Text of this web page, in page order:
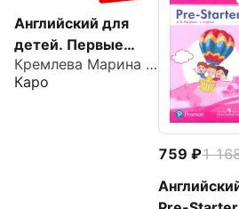
Английский для
детей. Первые
глаголы в играх и
картинках
Кремлева Марина Михайловна
Каро
759 1